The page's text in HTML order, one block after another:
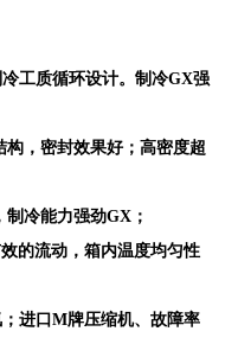
工质循环设计。制冷GX强
，密封效果好；高密度超
冷能力强劲GX；
的流动，箱内温度均匀性
进口M牌压缩机、故障率